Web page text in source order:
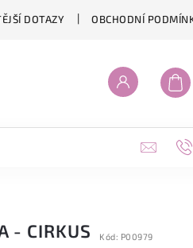
DOTAZY OBCHODNÍ
- CIRKUS Kód: P00979